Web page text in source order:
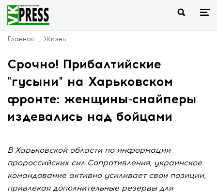
Главная Жизнь
Срочно! Прибалтийские
"гусыни" на Харьковском
фронте: женщины-снайперы
издевались над бойцами
В Харьковской области по информации
пророссийских сил Сопротивления, украинское
командование активно усиливает свои позиции,
привлекая дополнительные резервы для